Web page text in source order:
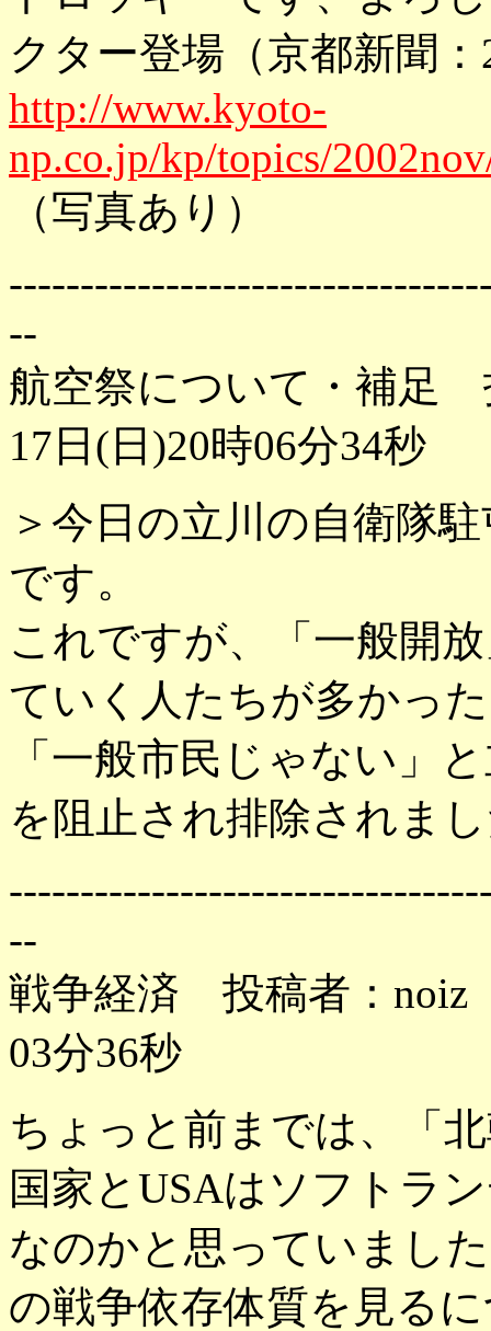
クター登場（京都新聞：
http://www.kyoto-
np.co.jp/kp/topics/
（写真あり）
--
航空祭について・補足
17日(日)20時06分34秒
＞今日の立川の自衛隊
です。
これですが、「一般開
ていく人たちが多かっ
「一般市民じゃない」
を阻止され排除されま
--
戦争経済 投稿者：noiz
03分36秒
ちょっと前までは、「
国家とUSAはソフトラ
なのかと思っていまし
の戦争依存体質を見る